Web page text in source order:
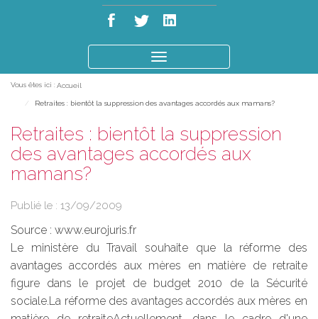
le
Vous êtes ici : Accueil
Retraites : bientôt la suppression des avantages accordés aux mamans?
Retraites : bientôt la suppression
des avantages accordés aux
mamans?
Publié le : 13/09/2009
Source : www.eurojuris.fr
Le ministère du Travail souhaite que la réforme des
avantages accordés aux mères en matière de retraite
figure dans le projet de budget 2010 de la Sécurité
sociale.La réforme des avantages accordés aux mères en